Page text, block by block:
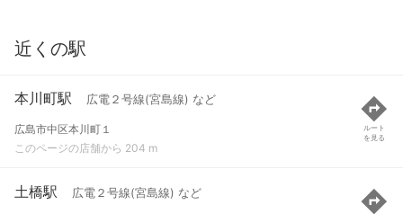
近くの駅
本川町駅 広電２号線(宮島線) など
広島市中区本川町１
このページの店舗から 204 m
ルート
を見る
土橋駅 広電２号線(宮島線) など